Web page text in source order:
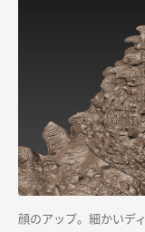
顔のアップ。細かいデ